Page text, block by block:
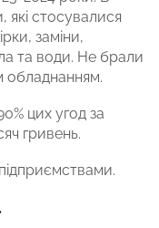
які стосувалися
заміни,
та води. Не брали
обладнанням.
цих угод за
гривень.